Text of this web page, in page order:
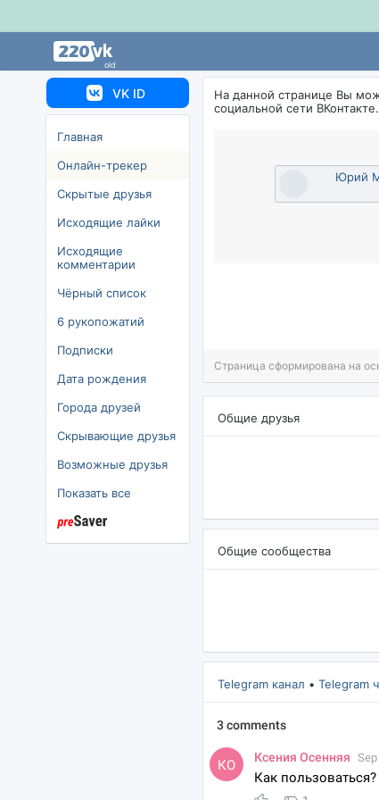
old
VK ID
Главная
Онлайн-трекер
Скрытые друзья
Исходящие лайки
Исходящие
комментарии
Чёрный список
6 рукопожатий
Подписки
Дата рождения
Города друзей
Скрывающие друзья
озможные друзья
Показать все
На данной странице Вы
социальной сети
Юрий
Страница сформирована на
Общие друзья
Общие сообщества
Telegram канал • Telegram